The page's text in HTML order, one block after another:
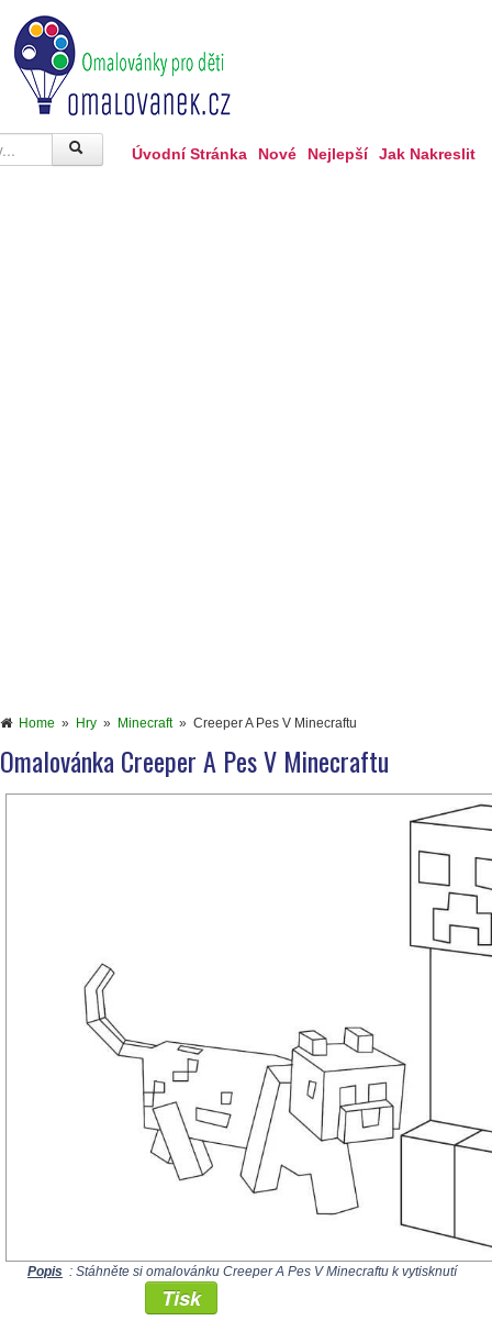
Úvodní Stránka Nové Nejlepší Jak Nakreslit
Home » Hry » Minecraft» Creeper A Pes V Minecraftu
Omalovánka Creeper A Pes V Minecraftu
Popis : Stáhněte si omalovánku Creeper A Pes V Minecraftu k vytisknutí
Tisk